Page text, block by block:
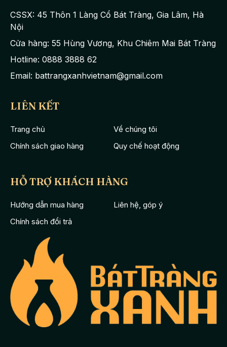
CSSX: 45 Thôn 1 Làng Cổ Bát Tràng, Gia Lâm, Hà
Nội
Cửa hàng: 55 Hùng Vương, Khu Chiêm Mai Bát Tràng
Hotline: 0888 3888 62
Email: battrangxanhvietnam@gmail.com
LIÊN KẾT
Trang chủ
Về chúng tôi
Chính sách giao hàng
Quy chế hoạt động
HỖ TRỢ KHÁCH HÀNG
Hướng dẫn mua hàng
Liên hệ, góp ý
Chính sách đổi trả